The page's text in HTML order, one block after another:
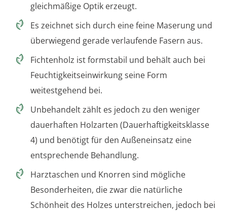
gleichmäßige Optik erzeugt.
Es zeichnet sich durch eine feine Maserung und
überwiegend gerade verlaufende Fasern aus.
Fichtenholz ist formstabil und behält auch bei
Feuchtigkeitseinwirkung seine Form
weitestgehend bei.
Unbehandelt zählt es jedoch zu den weniger
dauerhaften Holzarten (Dauerhaftigkeitsklasse
4) und benötigt für den Außeneinsatz eine
entsprechende Behandlung.
Harztaschen und Knorren sind mögliche
Besonderheiten, die zwar die natürliche
Schönheit des Holzes unterstreichen, jedoch bei